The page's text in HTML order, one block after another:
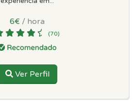
6€ / hora
(70)
Ver Perfil